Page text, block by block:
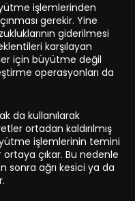
işlemlerinden
gerekir. Yine
giderilmesi
karşılayan
için büyütme değil
operasyonları da
da kullanılarak
ortadan kaldırılmış
işlemlerinin temini
çıkar. Bu nedenle
sonra ağrı kesici ya da